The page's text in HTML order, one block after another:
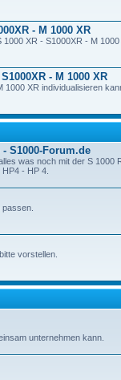
- M 1000 XR
XR - S1000XR - M 1000
- M 1000 XR
1000 XR individualisieren
- S1000-Forum.de
was noch mit der S 1000
- HP 4.
vorstellen.
unternehmen kann.